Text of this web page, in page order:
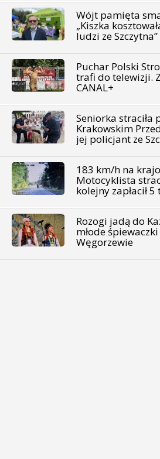
Wójt pamięta
„Kiszka
ludzi ze Szczytna”
Puchar Polski
trafi do telewizji.
CANAL+
Seniorka straciła
Krakowskim
jej policjant ze
183 km/h na
Motocyklista
kolejny zapłacił 5
Rozogi jadą do
młode
Węgorzewie